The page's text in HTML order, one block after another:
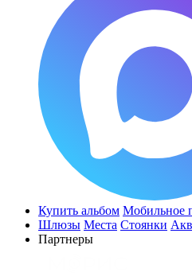
Купить альбом Мобильное
Шлюзы Места Стоянки
Партнеры